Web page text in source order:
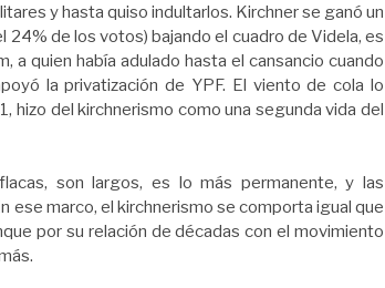
y hasta quiso indultarlos. Kirchner se ganó un
24% de los votos) bajando el cuadro de Videla, es
quien había adulado hasta el cansancio cuando
la privatización de YPF. El viento de cola lo
hizo del kirchnerismo como una segunda vida del
son largos, es lo más permanente, y las
ese marco, el kirchnerismo se comporta igual que
por su relación de décadas con el movimiento